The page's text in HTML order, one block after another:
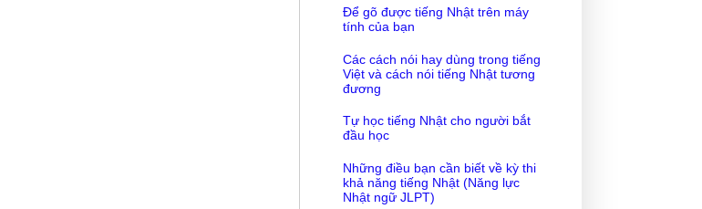
Để gõ được tiếng Nhật trên máy
tính của bạn
Các cách nói hay dùng trong tiếng
Việt và cách nói tiếng Nhật tương
đương
Tự học tiếng Nhật cho người bắt
đầu học
Những điều bạn cần biết về kỳ thi
khả năng tiếng Nhật (Năng lực
Nhật ngữ JLPT)